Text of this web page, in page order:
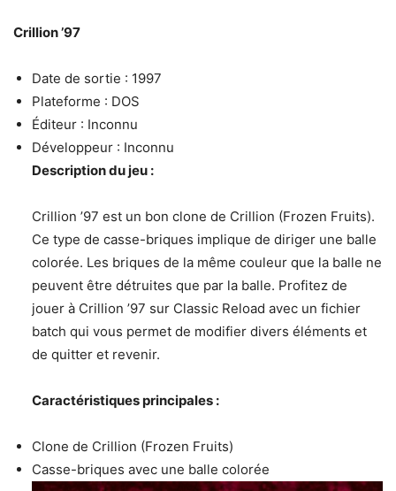
Crillion ’97
Date de sortie : 1997
Plateforme : DOS
Éditeur : Inconnu
Développeur : Inconnu
Description du jeu :
Crillion ’97 est un bon clone de Crillion (Frozen Fruits).
Ce type de casse-briques implique de diriger une balle
colorée. Les briques de la même couleur que la balle ne
peuvent être détruites que par la balle. Profitez de
jouer à Crillion ’97 sur Classic Reload avec un fichier
batch qui vous permet de modifier divers éléments et
de quitter et revenir.
Caractéristiques principales :
Clone de Crillion (Frozen Fruits)
Casse-briques avec une balle colorée